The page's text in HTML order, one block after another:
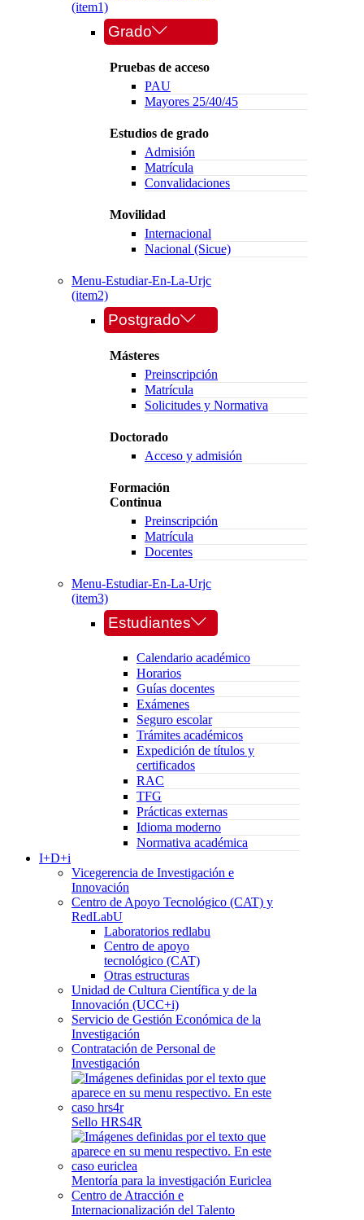
(item1)
Grado
Pruebas de acceso
PAU
Mayores 25/40/45
Estudios de grado
Admisión
Matrícula
Convalidaciones
Movilidad
Internacional
Nacional (Sicue)
Menu-Estudiar-En-La-Urjc
(item2)
Postgrado
Másteres
Preinscripción
Matrícula
Solicitudes y Normativa
Doctorado
Acceso y admisión
Formación
Continua
Preinscripción
Matrícula
Docentes
Menu-Estudiar-En-La-Urjc
(item3)
Estudiantes
Calendario académico
Horarios
Guías docentes
Exámenes
Seguro escolar
Trámites académicos
Expedición de títulos y
certificados
RAC
TFG
Prácticas externas
Idioma moderno
Normativa académica
I+D+i
Vicegerencia de Investigación e
Innovación
Centro de Apoyo Tecnológico (CAT) y
RedLabU
Laboratorios redlabu
Centro de apoyo
tecnológico (CAT)
Otras estructuras
Unidad de Cultura Científica y de la
Innovación (UCC+i)
Servicio de Gestión Económica de la
Investigación
Contratación de Personal de
Investigación
Sello HRS4R
Mentoría para la investigación Euriclea
Centro de Atracción e
Internacionalización del Talento